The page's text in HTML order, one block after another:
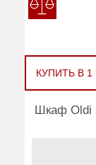
КУПИТЬ В 1
Шкаф